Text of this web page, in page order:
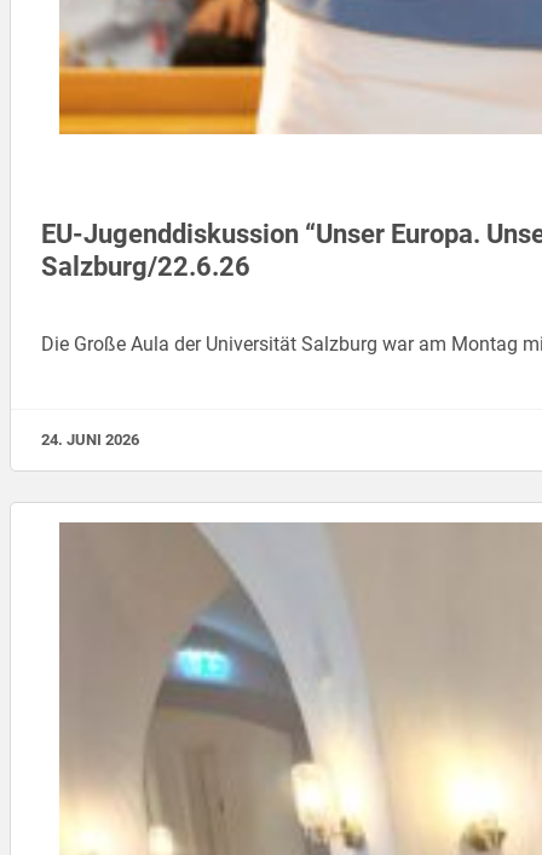
EU-Jugenddiskussion “Unser Europa.
Salzburg/22.6.26
Die Große Aula der Universität Salzburg war am Montag
24. JUNI 2026